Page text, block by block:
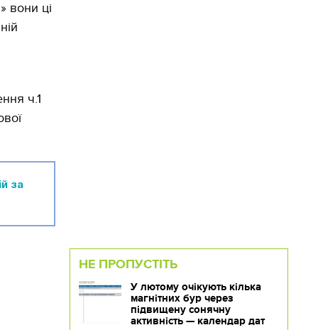
вони ці
ч.1
за
НЕ ПРОПУСТІТЬ
У лютому очікують кілька
магнітних бур через
підвищену сонячну
активність — календар дат